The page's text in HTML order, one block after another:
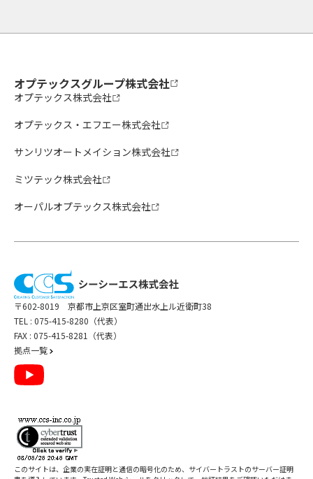
オプテックスグループ株式会社
オプテックス株式会社
オプテックス・エフエー株式会社
サンリツオートメイション株式会社
ミツテック株式会社
オーパルオプテックス株式会社
〒602-8019 京都市上京区室町通出水上ル近衛町38
TEL : 075-415-8280（代表）
FAX : 075-415-8281（代表）
拠点一覧
このサイトは、企業の実在証明と通信の暗号化のため、サイバートラストのサーバー証明